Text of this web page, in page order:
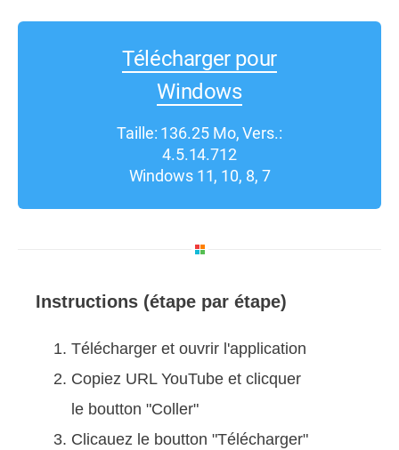
Télécharger pour
Windows
Taille: 136.25 Mo, Vers.:
4.5.14.712
Windows 11, 10, 8, 7
Instructions (étape par étape)
Télécharger et ouvrir l'application
Copiez URL YouTube et clicquer
le boutton "Coller"
Clicauez le boutton "Télécharger"